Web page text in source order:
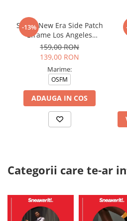
-13%
Sapca New Era Side Patch
Eframe Los Angeles
Dodgers Brs
159,00 RON
139,00 RON
Marime:
OSFM
ADAUGA IN COS
Categorii care te-ar